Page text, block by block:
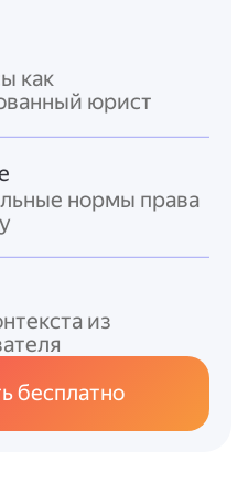
случаях, по
муж не
в период
достижения
года.
составляют
один
(до трёх
РФ].
как
юрист
нормы права
из
бесплатно